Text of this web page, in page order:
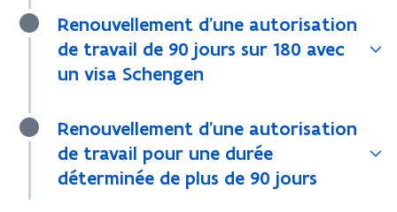
Renouvellement d’une autorisation
de travail de 90 jours sur 180 avec
un visa Schengen
Renouvellement d’une autorisation
de travail pour une durée
déterminée de plus de 90 jours